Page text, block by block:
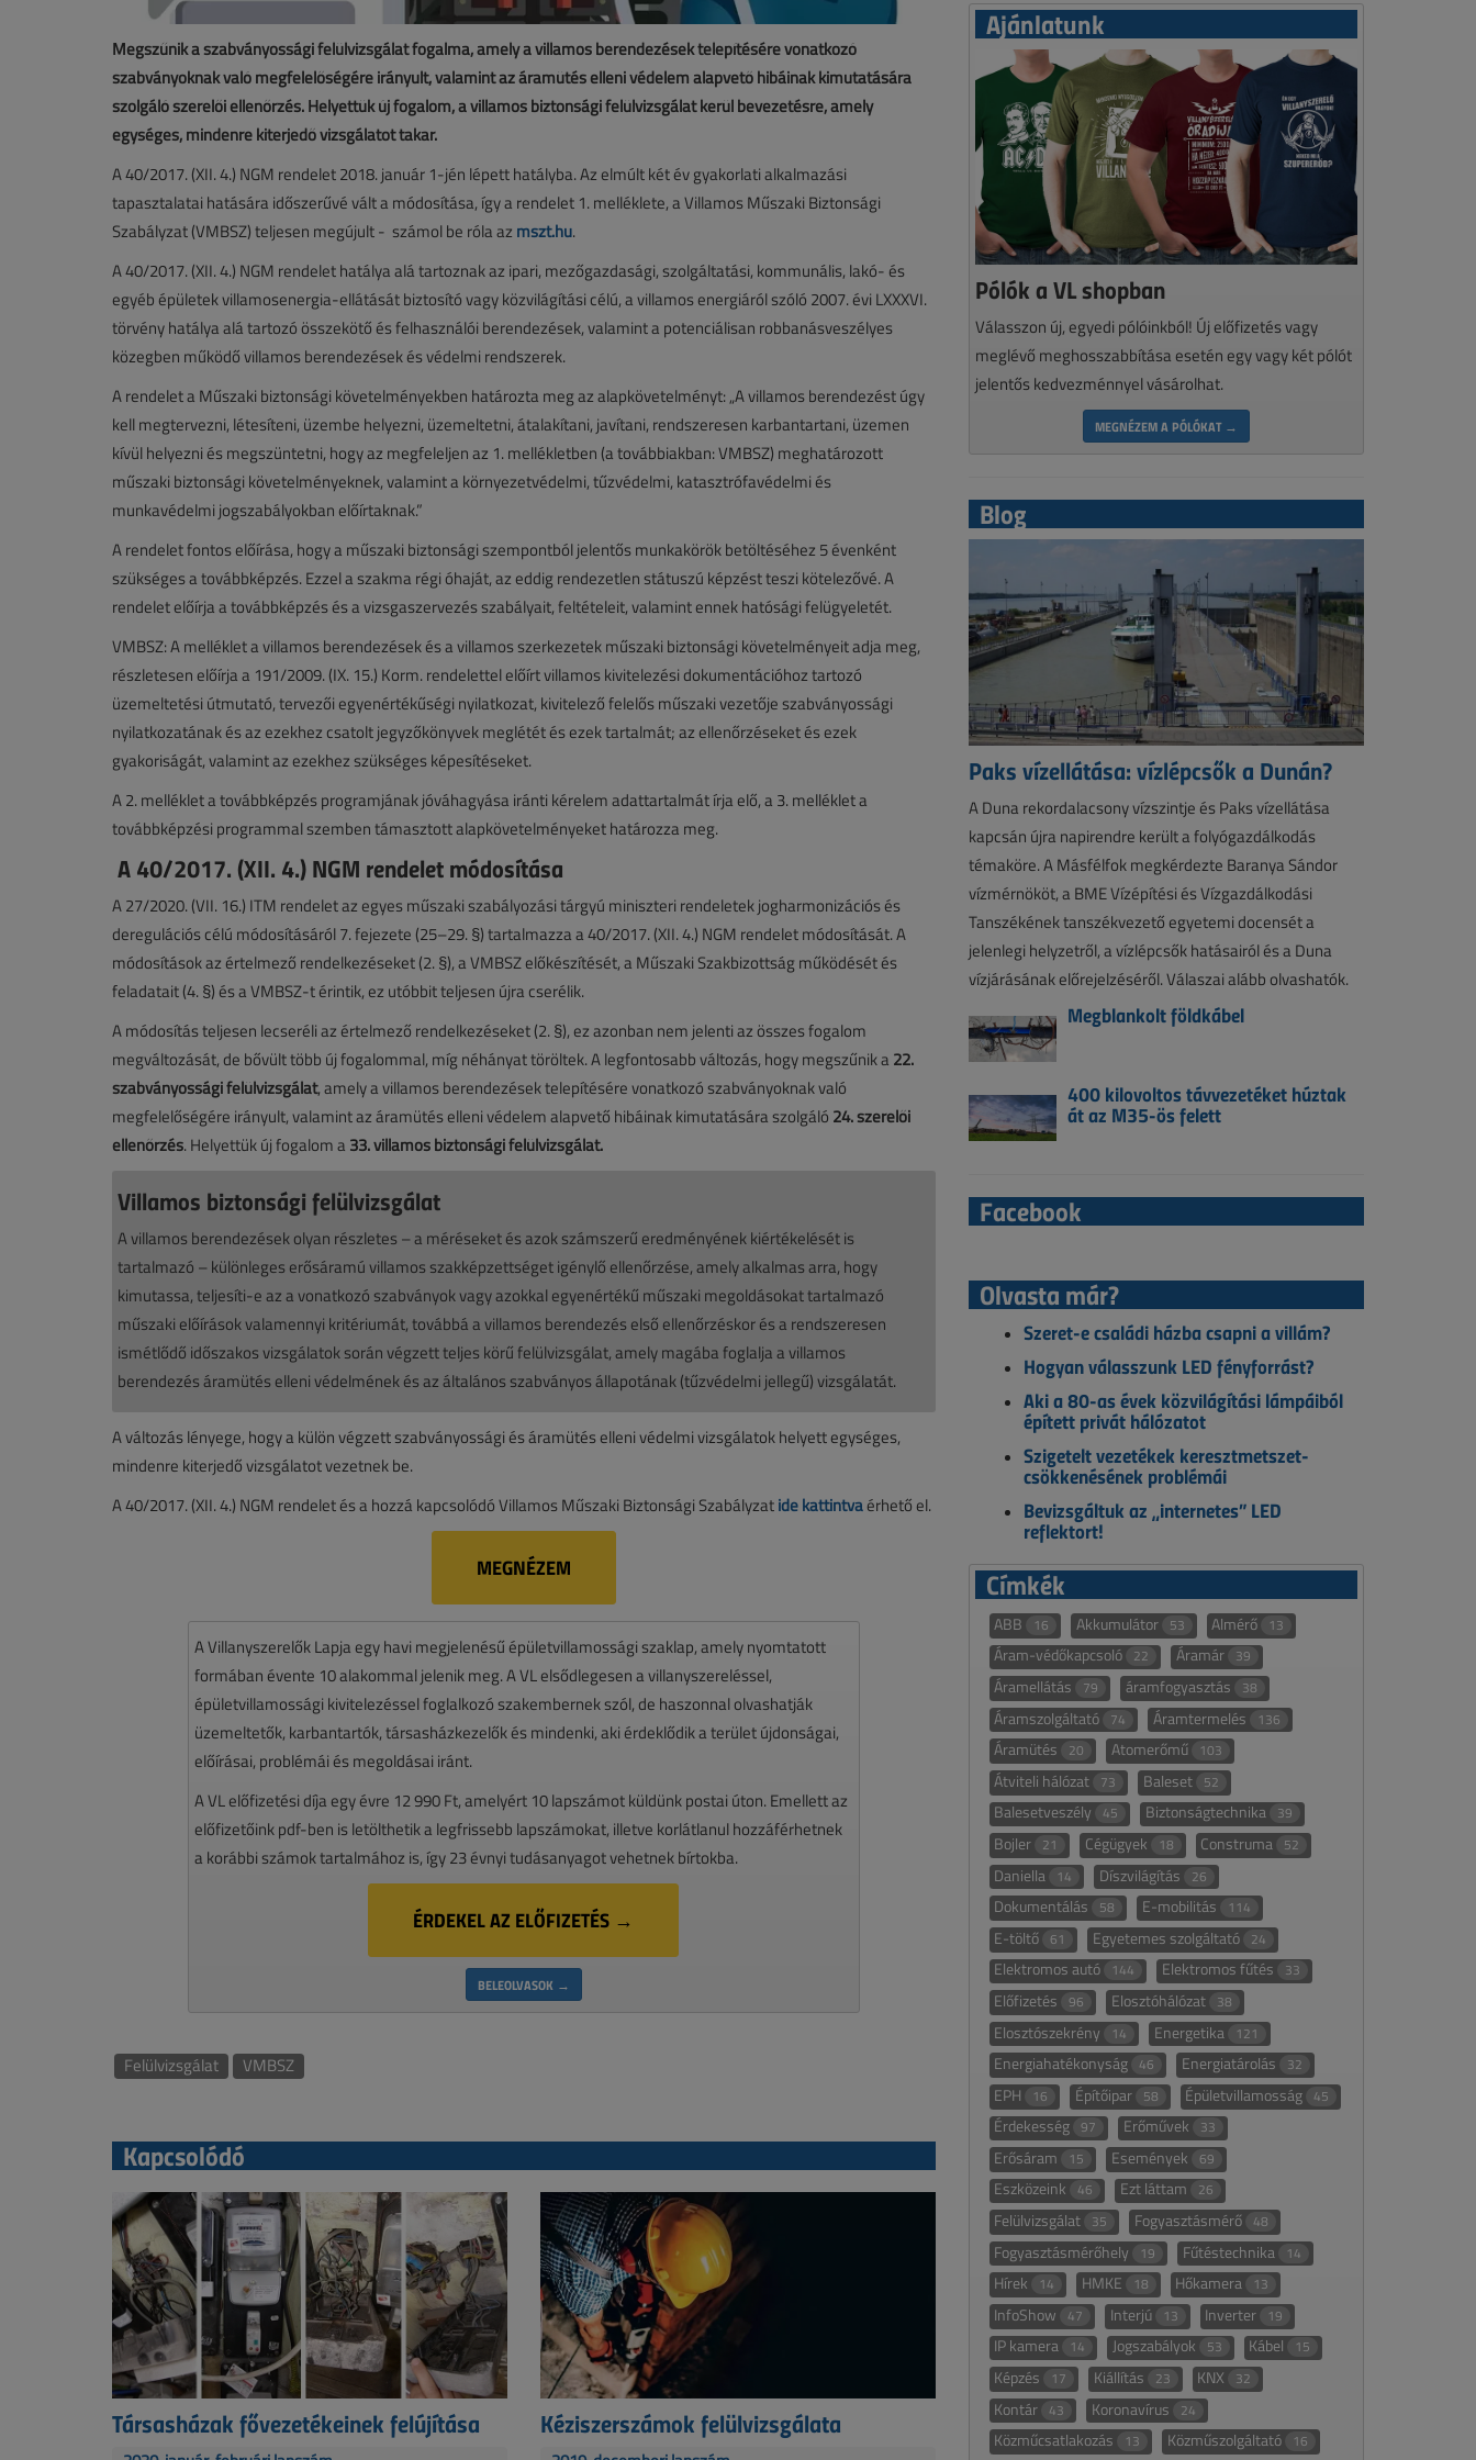
Megszűnik a szabványossági felülvizsgálat fogalma, amely a villamos berendezések telepítésére vonatkozó
szabványoknak való megfelelőségére irányult, valamint az áramütés elleni védelem alapvető hibáinak kimutatására
szolgáló szerelői ellenőrzés. Helyettük új fogalom, a villamos biztonsági felülvizsgálat kerül bevezetésre, amely
egységes, mindenre kiterjedő vizsgálatot takar.
A 40/2017. (XII. 4.) NGM rendelet 2018. január 1-jén lépett hatályba. Az elmúlt két év gyakorlati alkalmazási
tapasztalatai hatására időszerűvé vált a módosítása, így a rendelet 1. melléklete, a Villamos Műszaki Biztonsági
Szabályzat (VMBSZ) teljesen megújult - számol be róla az mszt.hu.
A 40/2017. (XII. 4.) NGM rendelet hatálya alá tartoznak az ipari, mezőgazdasági, szolgáltatási, kommunális, lakó- és
egyéb épületek villamosenergia-ellátását biztosító vagy közvilágítási célú, a villamos energiáról szóló 2007. évi LXXXVI.
törvény hatálya alá tartozó összekötő és felhasználói berendezések, valamint a potenciálisan robbanásveszélyes
közegben működő villamos berendezések és védelmi rendszerek.
A rendelet a Műszaki biztonsági követelményekben határozta meg az alapkövetelményt: „A villamos berendezést úgy
kell megtervezni, létesíteni, üzembe helyezni, üzemeltetni, átalakítani, javítani, rendszeresen karbantartani, üzemen
kívül helyezni és megszüntetni, hogy az megfeleljen az 1. mellékletben (a továbbiakban: VMBSZ) meghatározott
műszaki biztonsági követelményeknek, valamint a környezetvédelmi, tűzvédelmi, katasztrófavédelmi és
munkavédelmi jogszabályokban előírtaknak.”
A rendelet fontos előírása, hogy a műszaki biztonsági szempontból jelentős munkakörök betöltéséhez 5 évenként
szükséges a továbbképzés. Ezzel a szakma régi óhaját, az eddig rendezetlen státuszú képzést teszi kötelezővé. A
rendelet előírja a továbbképzés és a vizsgaszervezés szabályait, feltételeit, valamint ennek hatósági felügyeletét.
VMBSZ: A melléklet a villamos berendezések és a villamos szerkezetek műszaki biztonsági követelményeit adja meg,
részletesen előírja a 191/2009. (IX. 15.) Korm. rendelettel előírt villamos kivitelezési dokumentációhoz tartozó
üzemeltetési útmutató, tervezői egyenértékűségi nyilatkozat, kivitelező felelős műszaki vezetője szabványossági
nyilatkozatának és az ezekhez csatolt jegyzőkönyvek meglétét és ezek tartalmát; az ellenőrzéseket és ezek
gyakoriságát, valamint az ezekhez szükséges képesítéseket.
A 2. melléklet a továbbképzés programjának jóváhagyása iránti kérelem adattartalmát írja elő, a 3. melléklet a
továbbképzési programmal szemben támasztott alapkövetelményeket határozza meg.
A 40/2017. (XII. 4.) NGM rendelet módosítása
A 27/2020. (VII. 16.) ITM rendelet az egyes műszaki szabályozási tárgyú miniszteri rendeletek jogharmonizációs és
deregulációs célú módosításáról 7. fejezete (25–29. §) tartalmazza a 40/2017. (XII. 4.) NGM rendelet módosítását. A
módosítások az értelmező rendelkezéseket (2. §), a VMBSZ előkészítését, a Műszaki Szakbizottság működését és
feladatait (4. §) és a VMBSZ-t érintik, ez utóbbit teljesen újra cserélik.
A módosítás teljesen lecseréli az értelmező rendelkezéseket (2. §), ez azonban nem jelenti az összes fogalom
megváltozását, de bővült több új fogalommal, míg néhányat töröltek. A legfontosabb változás, hogy megszűnik a 22.
szabványossági felülvizsgálat, amely a villamos berendezések telepítésére vonatkozó szabványoknak való
megfelelőségére irányult, valamint az áramütés elleni védelem alapvető hibáinak kimutatására szolgáló 24. szerelői
ellenőrzés. Helyettük új fogalom a 33. villamos biztonsági felülvizsgálat.
Villamos biztonsági felülvizsgálat
A villamos berendezések olyan részletes – a méréseket és azok számszerű eredményének kiértékelését is
tartalmazó – különleges erősáramú villamos szakképzettséget igénylő ellenőrzése, amely alkalmas arra, hogy
kimutassa, teljesíti-e az a vonatkozó szabványok vagy azokkal egyenértékű műszaki megoldásokat tartalmazó
műszaki előírások valamennyi kritériumát, továbbá a villamos berendezés első ellenőrzéskor és a rendszeresen
ismétlődő időszakos vizsgálatok során végzett teljes körű felülvizsgálat, amely magába foglalja a villamos
berendezés áramütés elleni védelmének és az általános szabványos állapotának (tűzvédelmi jellegű) vizsgálatát.
A változás lényege, hogy a külön végzett szabványossági és áramütés elleni védelmi vizsgálatok helyett egységes,
mindenre kiterjedő vizsgálatot vezetnek be.
A 40/2017. (XII. 4.) NGM rendelet és a hozzá kapcsolódó Villamos Műszaki Biztonsági Szabályzatide kattintvaérhető el.
MEGNÉZEM
A Villanyszerelők Lapja egy havi megjelenésű épületvillamossági szaklap, amely nyomtatott
formában évente 10 alakommal jelenik meg. A VL elsődlegesen a villanyszereléssel,
épületvillamossági kivitelezéssel foglalkozó szakembernek szól, de haszonnal olvashatják
üzemeltetők, karbantartók, társasházkezelők és mindenki, aki érdeklődik a terület újdonságai,
előírásai, problémái és megoldásai iránt.
A VL előfizetési díja egy évre 12 990 Ft, amelyért 10 lapszámot küldünk postai úton. Emellett az
előfizetőink pdf-ben is letölthetik a legfrissebb lapszámokat, illetve korlátlanul hozzáférhetnek
a korábbi számok tartalmához is, így 23 évnyi tudásanyagot vehetnek bírtokba.
ÉRDEKEL AZ ELŐFIZETÉS →
BELEOLVASOK →
Felülvizsgálat VMBSZ
Kapcsolódó
Társasházak fővezetékeinek felújítása Kéziszerszámok felülvizsgálata
Ajánlatunk
Pólók a VL shopban
Válasszon új, egyedi pólóinkból! Új előfizetés vagy
meglévő meghosszabbítása esetén egy vagy két pólót
jelentős kedvezménnyel vásárolhat.
MEGNÉZEM A PÓLÓKAT →
Blog
Paks vízellátása: vízlépcsők a Dunán?
A Duna rekordalacsony vízszintje és Paks vízellátása
kapcsán újra napirendre került a folyógazdálkodás
témaköre. A Másfélfok megkérdezte Baranya Sándor
vízmérnököt, a BME Vízépítési és Vízgazdálkodási
Tanszékének tanszékvezető egyetemi docensét a
jelenlegi helyzetről, a vízlépcsők hatásairól és a Duna
vízjárásának előrejelzéséről. Válaszai alább olvashatók.
Megblankolt földkábel
400 kilovoltos távvezetéket húztak
át az M35-ös felett
Facebook
Olvasta már?
Szeret-e családi házba csapni a villám?
Hogyan válasszunk LED fényforrást?
Aki a 80-as évek közvilágítási lámpáiból
épített privát hálózatot
Szigetelt vezetékek keresztmetszet-
csökkenésének problémái
Bevizsgáltuk az „internetes” LED
reflektort!
Címkék
ABB 16 Akkumulátor 53 Almérő 13
Áram-védőkapcsoló 22 Áramár 39
Áramellátás 79 áramfogyasztás 38
Áramszolgáltató 74 Áramtermelés 136
Áramütés 20 Atomerőmű 103
Átviteli hálózat 73 Baleset 52
Balesetveszély 45 Biztonságtechnika 39
Bojler 21 Cégügyek 18 Construma 52
Daniella 14 Díszvilágítás 26
Dokumentálás 58 E-mobilitás 114
E-töltő 61 Egyetemes szolgáltató 24
Elektromos autó 144 Elektromos fűtés 33
Előfizetés 96 Elosztóhálózat 38
Elosztószekrény 14 Energetika 121
Energiahatékonyság 46 Energiatárolás 32
EPH 16 Építőipar 58 Épületvillamosság 45
Érdekesség 97 Erőművek 33
Erősáram 15 Események 69
Eszközeink 46 Ezt láttam 26
Felülvizsgálat 35 Fogyasztásmérő 48
Fogyasztásmérőhely 19 Fűtéstechnika 14
Hírek 14 HMKE 18 Hőkamera 13
InfoShow 47 Interjú 13 Inverter 19
IP kamera 14 Jogszabályok 53 Kábel 15
Képzés 17 Kiállítás 23 KNX 32
Kontár 43 Koronavírus 24
Közműcsatlakozás 13 Közműszolgáltató 16